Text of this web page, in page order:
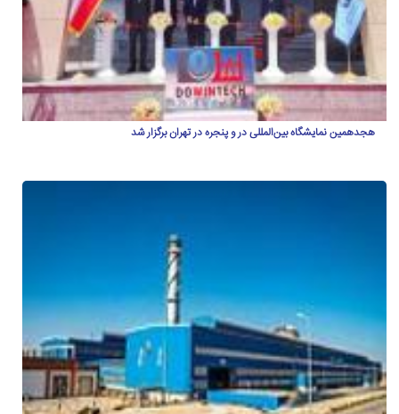
هجدهمین نمایشگاه بین‌المللی در و پنجره در تهران برگزار شد